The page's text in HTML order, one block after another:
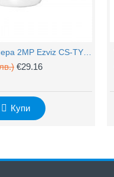
€29.16
Купи